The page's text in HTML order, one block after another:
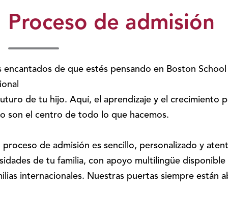
Proceso de admisión
encantadosde que estés pensando en Boston School
de tu hijo. Aquí, el aprendizajey el crecimiento
son el centro de todo lo que hacemos.
proceso de admisión es sencillo, personalizado y
de tu familia, con apoyo multilingüedisponible
internacionales. Nuestras puertas siempre están